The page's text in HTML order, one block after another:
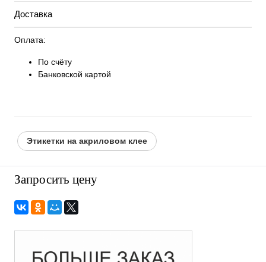
Доставка
Оплата:
По счёту
Банковской картой
Этикетки на акриловом клее
Запросить цену